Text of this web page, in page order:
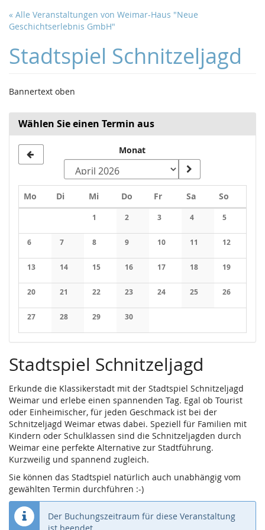
Zum
Haupt-
springen
« Alle Veranstaltungen von Weimar-Haus "Neue
Geschichtserlebnis GmbH"
Stadtspiel Schnitzeljagd
Bannertext oben
Wählen Sie einen Termin aus
Monat
Mo Montag
DiDienstag
MiMittwoch
Do Donnerstag
FrFreitagSaSamstag
So
1
Keine Veranstaltungen
2
Keine Veranstaltungen
3
Keine Veranstaltungen
4
Keine
5
Keine
6
Keine Veranstaltungen
7
Keine Veranstaltungen
8
Keine Veranstaltungen
9
Keine Veranstaltungen
10
Keine Veranstaltungen
11
Keine
12
Keine
13
Keine Veranstaltungen
14
Keine Veranstaltungen
15
Keine Veranstaltungen
16
Keine Veranstaltungen
17
Keine Veranstaltungen
18
Keine
19
Keine
20
Keine Veranstaltungen
21
Keine Veranstaltungen
22
Keine Veranstaltungen
23
Keine Veranstaltungen
24
Keine Veranstaltungen
25
Keine
26
Keine
27
Keine Veranstaltungen
28
Keine Veranstaltungen
29
Keine Veranstaltungen
30
Keine Veranstaltungen
Stadtspiel Schnitzeljagd
Erkunde die Klassikerstadt mit der Stadtspiel Schnitzeljagd
Weimar und erlebe einen spannenden Tag. Egal ob Tourist
oder Einheimischer, für jeden Geschmack ist bei der
Schnitzeljagd Weimar etwas dabei. Speziell für Familien mit
Kindern oder Schulklassen sind die Schnitzeljagden durch
Weimar eine perfekte Alternative zur Stadtführung.
Kurzweilig und spannend zugleich.
Sie können das Stadtspiel natürlich auch unabhängig vom
gewählten Termin durchführen :-)
Der Buchungszeitraum für diese Veranstaltung